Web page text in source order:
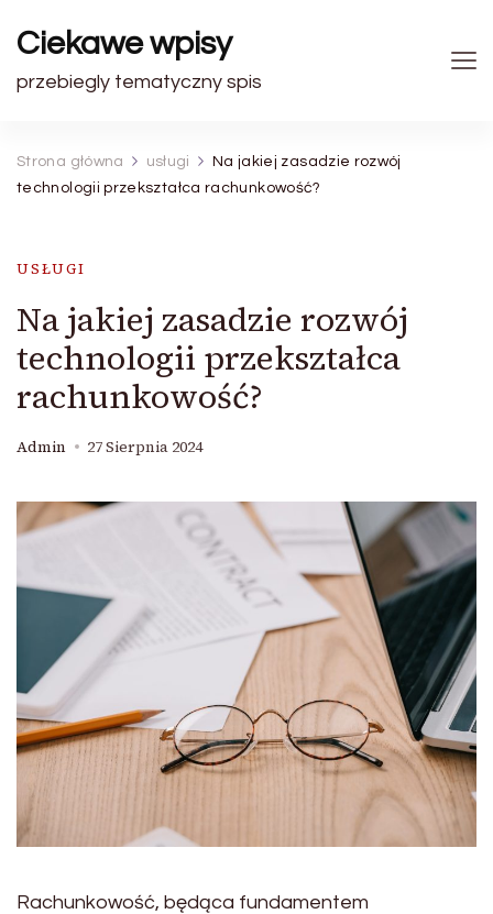
Ciekawe wpisy
przebiegly tematyczny spis
Strona główna usługi
Na jakiej zasadzie rozwój
technologii przekształca rachunkowość?
USŁUGI
Na jakiej zasadzie rozwój
technologii przekształca
rachunkowość?
Admin 27 Sierpnia 2024
Rachunkowość, będąca fundamentem